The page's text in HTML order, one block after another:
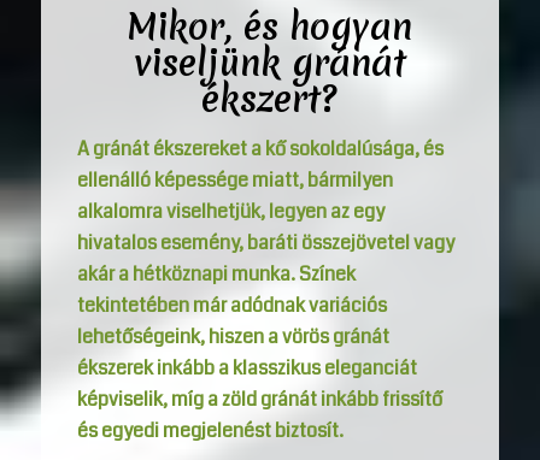
Mikor, és hogyan
viseljünk gránát
ékszert?
A gránát ékszereket a kő sokoldalúsága, és
ellenálló képessége miatt, bármilyen
alkalomra viselhetjük, legyen az egy
hivatalos esemény, baráti összejövetel vagy
akár a hétköznapi munka. Színek
tekintetében már adódnak variációs
lehetőségeink, hiszen a vörös gránát
ékszerek inkább a klasszikus eleganciát
képviselik, míg a zöld gránát inkább frissítő
és egyedi megjelenést biztosít.